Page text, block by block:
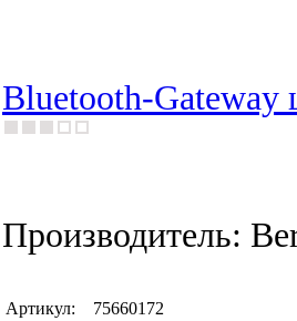
Bluetooth-Gateway
Производитель:
Артикул:
75660172